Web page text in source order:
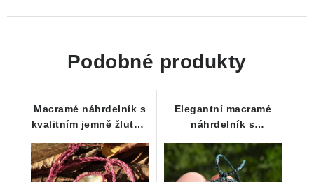
Podobné produkty
Macramé náhrdelník s
kvalitním jemně žlutým
Elegantní macramé
náhrdelník s
křišťálem z Vysočiny